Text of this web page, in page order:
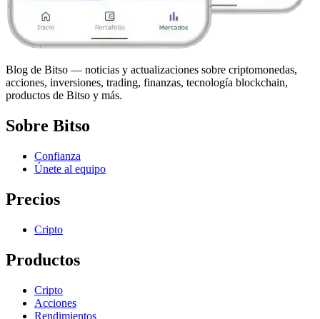
Blog de Bitso — noticias y actualizaciones sobre criptomonedas,
acciones, inversiones, trading, finanzas, tecnología blockchain,
productos de Bitso y más.
Sobre Bitso
Confianza
Únete al equipo
Precios
Cripto
Productos
Cripto
Acciones
Rendimientos